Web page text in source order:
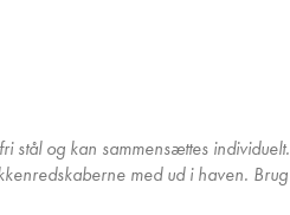
og kan sammensættes
med ud i haven.